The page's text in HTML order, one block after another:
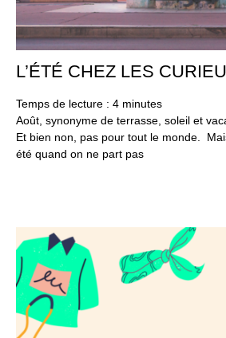
L’ÉTÉ CHEZ LES
Temps de lecture : 4 minutes
Août, synonyme de terrasse, soleil et
Et bien non, pas pour tout le monde.
été quand on ne part pas